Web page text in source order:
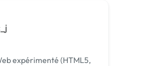
expérimenté (HTML5,